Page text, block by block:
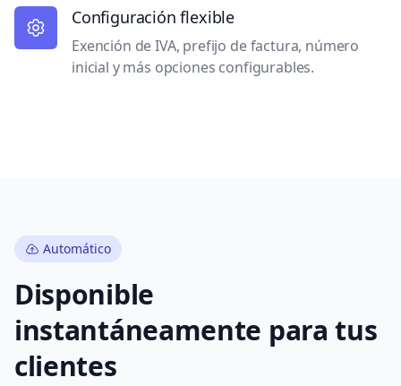
Configuración flexible
Exención de IVA, prefijo de factura, número
inicial y más opciones configurables.
Automático
Disponible
instantáneamente para tus
clientes